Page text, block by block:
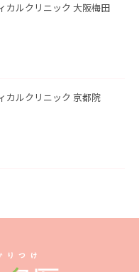
カルクリニック 大阪梅田
カルクリニック 京都院